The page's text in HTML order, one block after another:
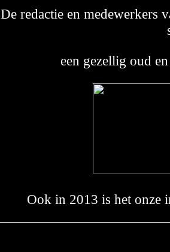
De redactie en medewerkers
een gezellig oud
Ook in 2013 is het onze